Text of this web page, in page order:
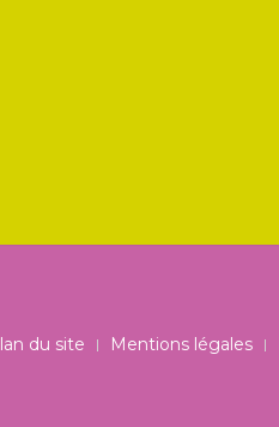
du site Mentions légales